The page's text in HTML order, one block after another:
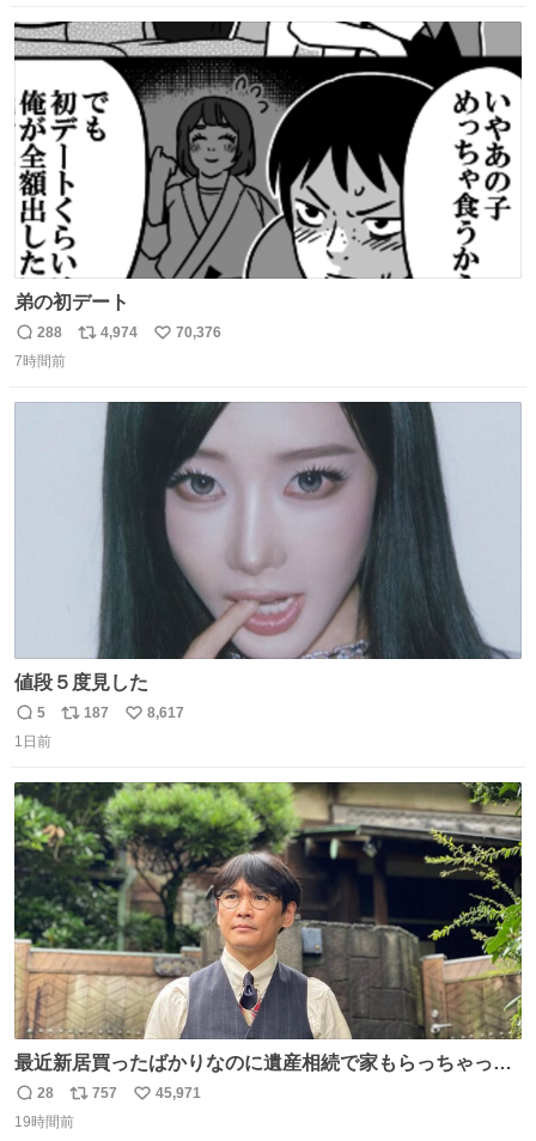
述懐。専門家も「銅の価値が上がってるんですよね…」と
反応した。
ト
数
数
弟の初デート
返
信
288
リ
4,974
い
70,376
7時間前
値段５度見した
返
信
5
リ
ト
数
187
い
数
8,617
1日前
最近新居買ったばかりなのに遺産相続で家もらっちゃった
長男
返
信
28
リ
ポ
757
い
45,971
19時間前